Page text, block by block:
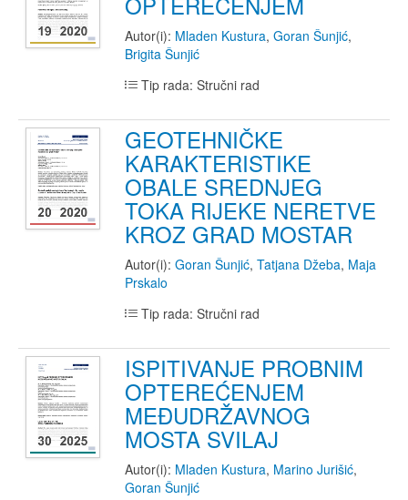
Autor(i): Mladen Kustura, Goran Šunjić,
Brigita Šunjić
Tip rada: Stručni rad
GEOTEHNIČKE
KARAKTERISTIKE
OBALE SREDNJEG
TOKA RIJEKE NERETVE
KROZ GRAD MOSTAR
Autor(i): Goran Šunjić, Tatjana Džeba, Maja
Prskalo
Tip rada: Stručni rad
ISPITIVANJE PROBNIM
OPTEREĆENJEM
MEĐUDRŽAVNOG
MOSTA SVILAJ
Autor(i): Mladen Kustura, Marino Jurišić,
Goran Šunjić